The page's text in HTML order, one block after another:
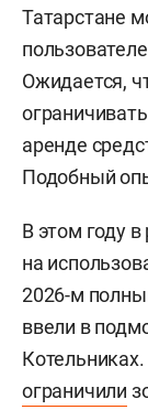
Татарстане
Ожидается,
аренде
Подобный
В этом году
на
2026-м
ввели в
ограничили